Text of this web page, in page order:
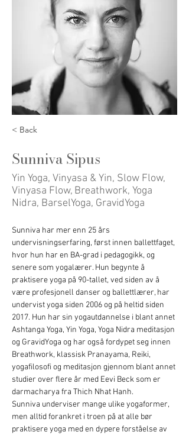
< Back
Sunniva Sipus
Yin Yoga, Vinyasa & Yin, Slow Flow,
Vinyasa Flow, Breathwork, Yoga
Nidra, BarselYoga, GravidYoga
Sunniva har mer enn 25 års
undervisningserfaring, først innen ballettfaget,
hvor hun har en BA-grad i pedagogikk, og
senere som yogalærer. Hun begynte å
praktisere yoga på 90-tallet, ved siden av å
være profesjonell danser og ballettlærer, har
undervist yoga siden 2006 og på heltid siden
2017. Hun har sin yogautdannelse i blant annet
Ashtanga Yoga, Yin Yoga, Yoga Nidra meditasjon
og GravidYoga og har også fordypet seg innen
Breathwork, klassisk Pranayama, Reiki,
yogafilosofi og meditasjon gjennom blant annet
studier over flere år med Eevi Beck som er
darmacharya fra Thich Nhat Hanh.
Sunniva underviser mange ulike yogaformer,
men alltid forankret i troen på at alle bør
praktisere yoga med en dypere forståelse av